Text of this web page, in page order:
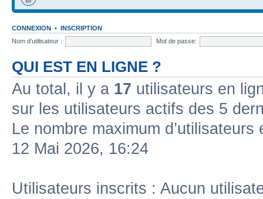
CONNEXION • INSCRIPTION
Nom d’utilisateur :
Mot de passe:
QUI EST EN LIGNE ?
Au total, il y a 17 utilisateurs en
sur les utilisateurs actifs des 5
Le nombre maximum
12 Mai 2026, 16:24
Utilisateurs inscrits : Aucun